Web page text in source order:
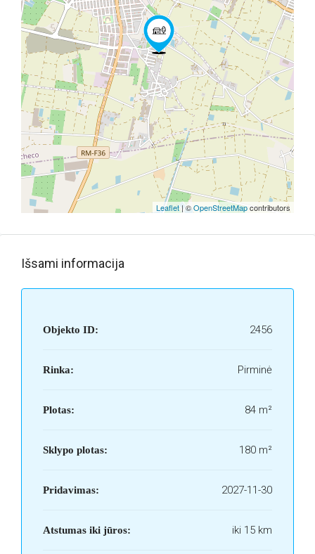
Leaflet | ©OpenStreetMapcontributors
Išsami informacija
Objekto ID: 2456
Rinka: Pirminė
Plotas: 84 m²
Sklypo plotas: 180 m²
Pridavimas: 2027-11-30
Atstumas iki jūros: iki 15 km